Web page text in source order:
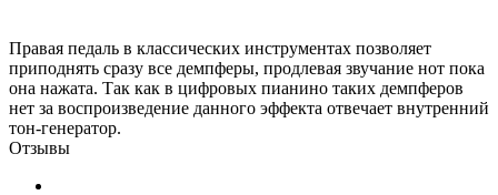
Правая педаль в классических инструментах позволяет
приподнять сразу все демпферы, продлевая звучание нот пока
она нажата. Так как в цифровых пианино таких демпферов
нет за воспроизведение данного эффекта отвечает внутренний
тон-генератор.
Отзывы